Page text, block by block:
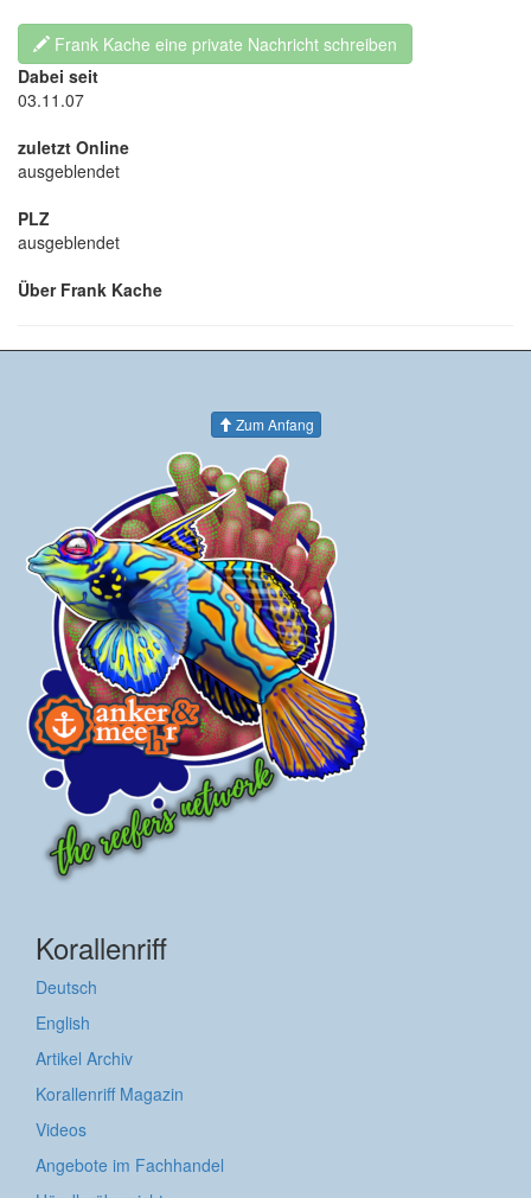
Frank Kache eine private Nachricht schreiben
Dabei seit
03.11.07
zuletzt Online
ausgeblendet
PLZ
ausgeblendet
Über Frank Kache
Zum Anfang
Korallenriff
Deutsch
English
Artikel Archiv
Korallenriff Magazin
Videos
Angebote im Fachhandel